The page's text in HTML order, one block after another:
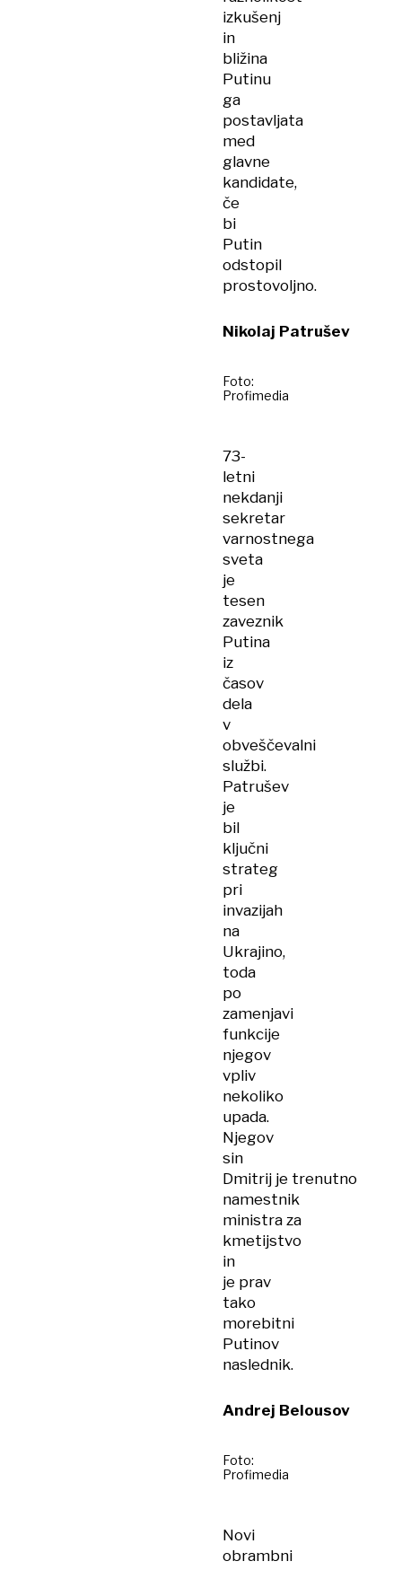
izkušenj
in
bližina
Putinu
ga
postavljata
med
glavne
kandidate,
če
bi
Putin
odstopil
prostovoljno.
Nikolaj Patrušev
Foto:
Profimedia
73-
letni
nekdanji
sekretar
varnostnega
sveta
je
tesen
zaveznik
Putina
iz
časov
dela
v
obveščevalni
službi.
Patrušev
je
bil
ključni
strateg
pri
invazijah
na
Ukrajino,
toda
po
zamenjavi
funkcije
njegov
vpliv
nekoliko
upada.
Njegov
sin
Dmitrij je trenutno
namestnik
ministra za
kmetijstvo
in
je prav
tako
morebitni
Putinov
naslednik.
Andrej Belousov
Foto:
Profimedia
Novi
obrambni